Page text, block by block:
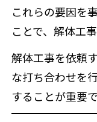
これらの要因を
ことで、解体工
解体工事を依頼
な打ち合わせを
することが重要で